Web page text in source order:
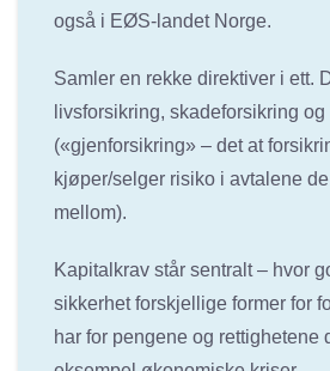
også i EØS-landet Norge.
Samler en rekke direktiver i ett.
livsforsikring, skadeforsikring
(«gjenforsikring» – det at
kjøper/selger risiko i avtalene
mellom).
Kapitalkrav står sentralt – hvor
sikkerhet forskjellige former for
har for pengene og rettighetene